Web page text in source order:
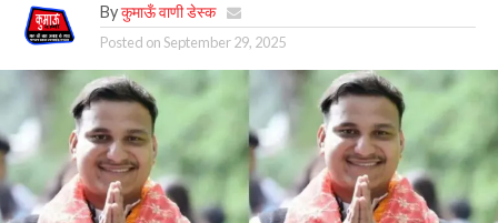
By कुमाऊँ वाणी डेस्क
Posted onSeptember 29, 2025